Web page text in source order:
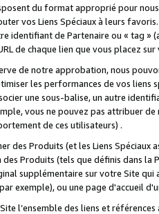
du format approprié pour
vos Liens Spéciaux à leurs
identifiant de Partenaire ou « tag
de chaque lien que vous placez
de notre approbation, nous
les performances de vos liens
une sous-balise, un autre
vous ne pouvez pas attribuer
de ces utilisateurs) .
des Produits (et les Liens
des Produits (tels que définis dans
supplémentaire sur votre Site qui
exemple), ou une page d'accueil
l’ensemble des liens et